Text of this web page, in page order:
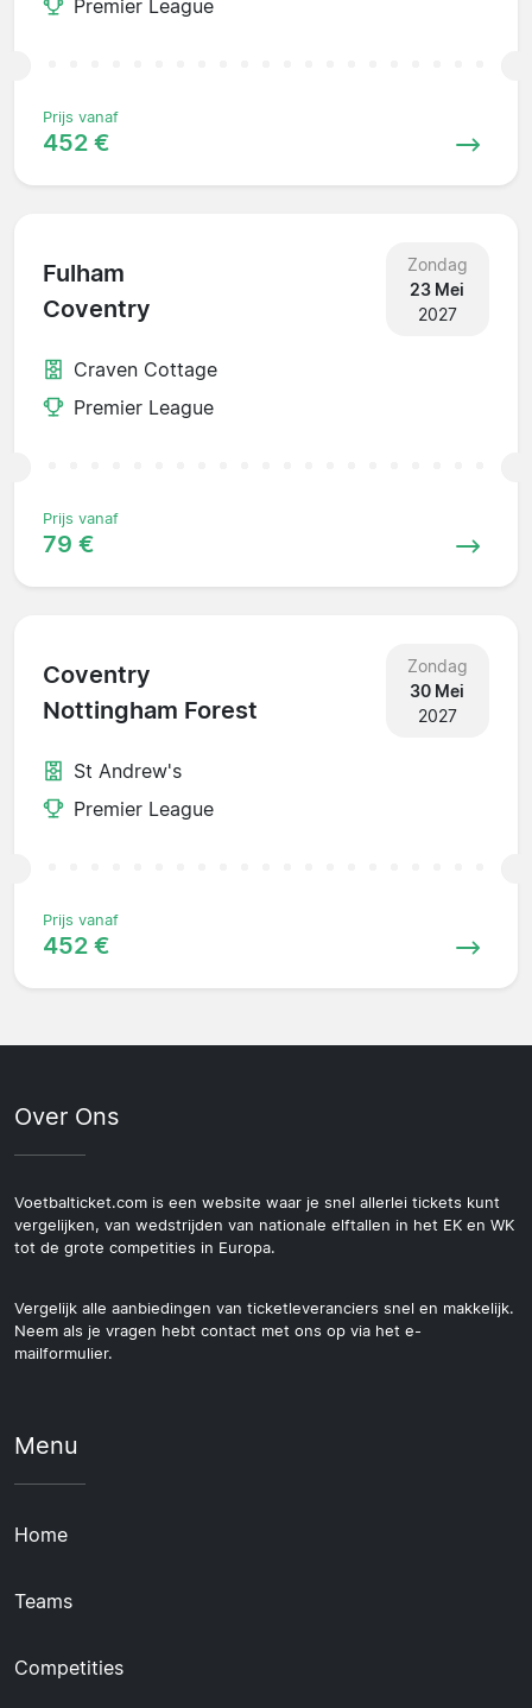
Premier League
Prijs vanaf
452 €
Fulham
Coventry
Zondag
23 Mei
2027
Craven Cottage
Premier League
Prijs vanaf
79 €
Coventry
Nottingham Forest
Zondag
30 Mei
2027
St Andrew's
Premier League
Prijs vanaf
452 €
Over Ons
Voetbalticket.com is een website waar je snel allerlei tickets kunt
vergelijken, van wedstrijden van nationale elftallen in het EK en WK
tot de grote competities in Europa.
Vergelijk alle aanbiedingen van ticketleveranciers snel en makkelijk.
Neem als je vragen hebt contact met ons op via het e-
mailformulier.
Menu
Home
Teams
Competities